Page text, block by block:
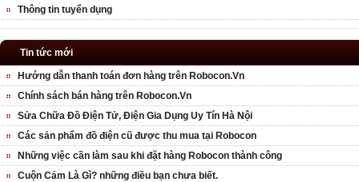
Thông tin tuyển dụng
Tin tức mới
Hướng dẫn thanh toán đơn hàng trên Robocon.Vn
Chính sách bán hàng trên Robocon.Vn
Sửa Chữa Đồ Điện Tử, Điện Gia Dụng Uy Tín Hà Nội
Các sản phẩm đồ điện cũ được thu mua tại Robocon
Những việc cần làm sau khi đặt hàng Robocon thành công
Cuộn Cảm Là Gì? những điều bạn chưa biết.